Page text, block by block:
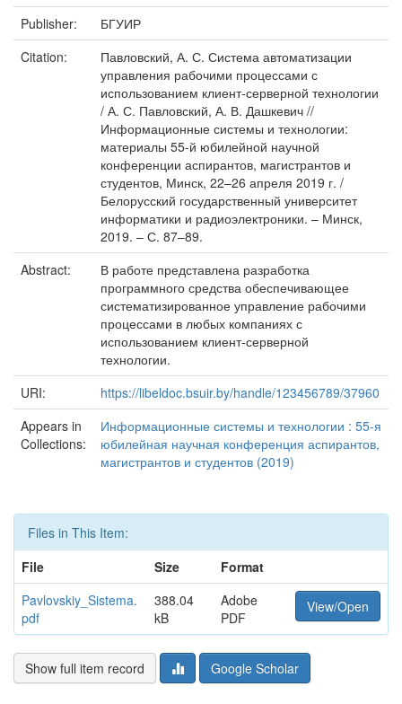
Publisher:
БГУИР
Citation:
Павловский, А. С. Система автоматизации
управления рабочими процессами с
использованием клиент-серверной технологии
/ А. С. Павловский, А. В. Дашкевич //
Информационные системы и технологии:
материалы 55-й юбилейной научной
конференции аспирантов, магистрантов и
студентов, Минск, 22–26 апреля 2019 г. /
Белорусский государственный университет
информатики и радиоэлектроники. – Минск,
2019. – С. 87–89.
Abstract:
В работе представлена разработка
программного средства обеспечивающее
систематизированное управление рабочими
процессами в любых компаниях с
использованием клиент-серверной
технологии.
URI:
https://libeldoc.bsuir.by/handle/123456789/37960
Appears in
Collections:
Информационные системы и технологии : 55-я
юбилейная научная конференция аспирантов,
магистрантов и студентов (2019)
Files in This Item:
File
Size
Format
Pavlovskiy_Sistema.
pdf
388.04
kB
Adobe
PDF
View/Open
Show full item record Google Scholar